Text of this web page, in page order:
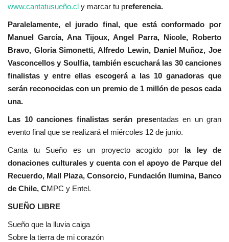
www.cantatusueño.cl y marcar tu preferencia.
Paralelamente, el jurado final, que está conformado por
Manuel García, Ana Tijoux, Angel Parra, Nicole, Roberto
Bravo, Gloria Simonetti, Alfredo Lewin, Daniel Muñoz, Joe
Vasconcellos y Soulfia, también escuchará las 30 canciones
finalistas y entre ellas escogerá a las 10 ganadoras que
serán reconocidas con un premio de 1 millón de pesos cada
una.
Las 10 canciones finalistas serán presentadas en un gran
evento final que se realizará el miércoles 12 de junio.
Canta tu Sueño es un proyecto acogido porla ley de
donaciones culturales y cuenta con el apoyo de Parque del
Recuerdo, Mall Plaza, Consorcio, Fundación Ilumina, Banco
de Chile, CMPC y Entel.
SUEÑO LIBRE
Sueño que la lluvia caiga
Sobre la tierra de mi corazón